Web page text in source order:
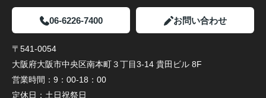
06-6226-7400 お問い合わせ
〒541-0054
大阪府大阪市中央区南本町３丁目3-14 貴田ビル 8F
営業時間： 9：00-18：00
定休日： 土日祝祭日